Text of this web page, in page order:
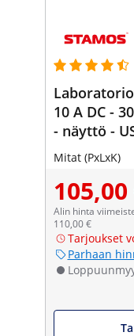
10 A DC -
- näyttö -
Mitat (PxLxK)
105,00
Alin hinta
110,00 €
Tarjoukset
Parhaan